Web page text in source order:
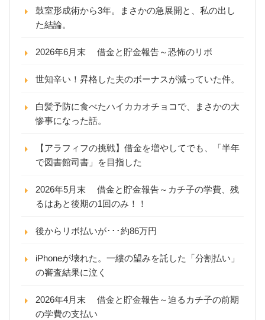
鼓室形成術から3年。まさかの急展開と、私の出し
た結論。
2026年6月末 借金と貯金報告～恐怖のリボ
世知辛い！昇格した夫のボーナスが減っていた件。
白髪予防に食べたハイカカオチョコで、まさかの大
惨事になった話。
【アラフィフの挑戦】借金を増やしてでも、「半年
で図書館司書」を目指した
2026年5月末 借金と貯金報告～カチ子の学費、残
るはあと後期の1回のみ！！
後からリボ払いが･･･約86万円
iPhoneが壊れた。一縷の望みを託した「分割払い」
の審査結果に泣く
2026年4月末 借金と貯金報告～迫るカチ子の前期
の学費の支払い